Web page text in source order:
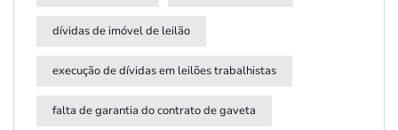
dívidas de imóvel de leilão
execução de dívidas em leilões trabalhistas
falta de garantia do contrato de gaveta